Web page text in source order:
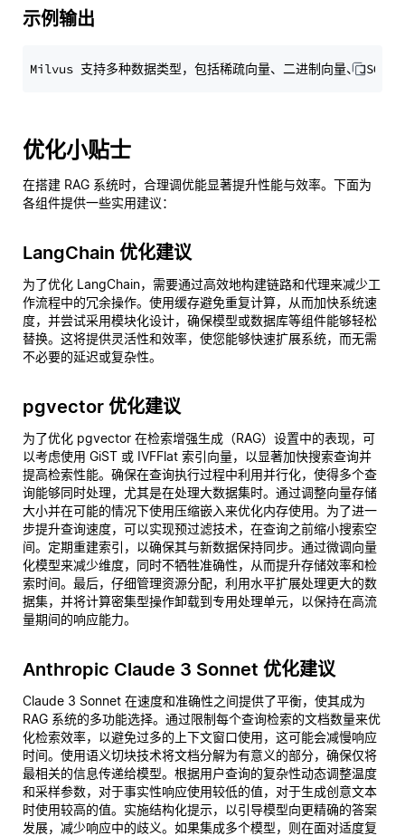
示例输出
优化小贴士
在搭建 RAG 系统时，合理调优能显著提升性能与效率。下面为
各组件提供一些实用建议：
LangChain 优化建议
为了优化 LangChain，需要通过高效地构建链路和代理来减少工
作流程中的冗余操作。使用缓存避免重复计算，从而加快系统速
度，并尝试采用模块化设计，确保模型或数据库等组件能够轻松
替换。这将提供灵活性和效率，使您能够快速扩展系统，而无需
不必要的延迟或复杂性。
pgvector 优化建议
为了优化 pgvector 在检索增强生成（RAG）设置中的表现，可
以考虑使用 GiST 或 IVFFlat 索引向量，以显著加快搜索查询并
提高检索性能。确保在查询执行过程中利用并行化，使得多个查
询能够同时处理，尤其是在处理大数据集时。通过调整向量存储
大小并在可能的情况下使用压缩嵌入来优化内存使用。为了进一
步提升查询速度，可以实现预过滤技术，在查询之前缩小搜索空
间。定期重建索引，以确保其与新数据保持同步。通过微调向量
化模型来减少维度，同时不牺牲准确性，从而提升存储效率和检
索时间。最后，仔细管理资源分配，利用水平扩展处理更大的数
据集，并将计算密集型操作卸载到专用处理单元，以保持在高流
量期间的响应能力。
Anthropic Claude 3 Sonnet 优化建议
Claude 3 Sonnet 在速度和准确性之间提供了平衡，使其成为
RAG 系统的多功能选择。通过限制每个查询检索的文档数量来优
化检索效率，以避免过多的上下文窗口使用，这可能会减慢响应
时间。使用语义切块技术将文档分解为有意义的部分，确保仅将
最相关的信息传递给模型。根据用户查询的复杂性动态调整温度
和采样参数，对于事实性响应使用较低的值，对于生成创意文本
时使用较高的值。实施结构化提示，以引导模型向更精确的答案
发展，减少响应中的歧义。如果集成多个模型，则在面对适度复